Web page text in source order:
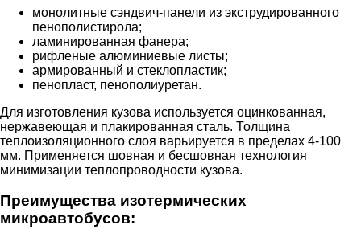
монолитные сэндвич-панели из экструдированного
пенополистирола;
ламинированная фанера;
рифленые алюминиевые листы;
армированный и стеклопластик;
пенопласт, пенополиуретан.
Для изготовления кузова используется оцинкованная,
нержавеющая и плакированная сталь. Толщина
теплоизоляционного слоя варьируется в пределах 4-100
мм. Применяется шовная и бесшовная технология
минимизации теплопроводности кузова.
Преимущества изотермических
микроавтобусов: